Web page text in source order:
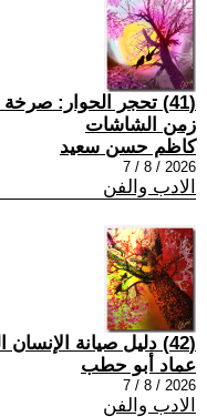
(41) تحجر الحوار:
زمن الشاشات
كاظم حسن سعيد
2026 / 8 / 7
الادب والفن
(42) دليل صيانة الإنسان المهمّش
عماد أبو حطب
2026 / 8 / 7
الادب والفن